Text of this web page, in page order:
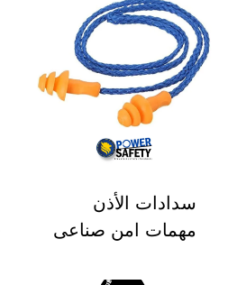
سدادات الأذن
مهمات امن صناعى